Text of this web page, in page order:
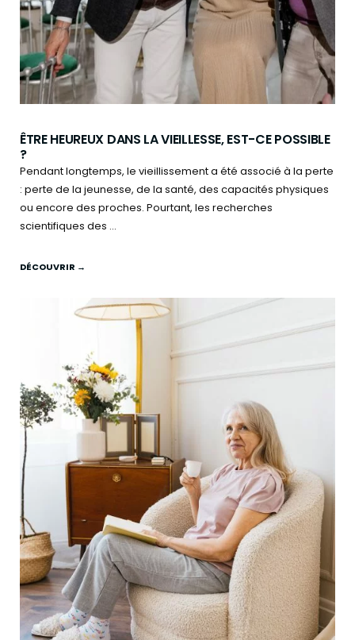
ÊTRE HEUREUX DANS LA VIEILLESSE, EST-CE POSSIBLE
?
Pendant longtemps, le vieillissement a été associé à la perte
: perte de la jeunesse, de la santé, des capacités physiques
ou encore des proches. Pourtant, les recherches
scientifiques des ...
DÉCOUVRIR →